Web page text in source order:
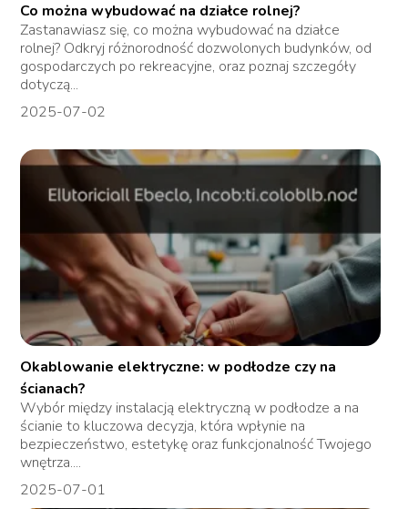
Co można wybudować na działce rolnej?
Zastanawiasz się, co można wybudować na działce
rolnej? Odkryj różnorodność dozwolonych budynków, od
gospodarczych po rekreacyjne, oraz poznaj szczegóły
dotyczą...
2025-07-02
Okablowanie elektryczne: w podłodze czy na
ścianach?
Wybór między instalacją elektryczną w podłodze a na
ścianie to kluczowa decyzja, która wpłynie na
bezpieczeństwo, estetykę oraz funkcjonalność Twojego
wnętrza....
2025-07-01